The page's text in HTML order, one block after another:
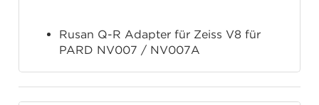
Rusan Q-R Adapter für Zeiss V8 für
PARD NV007 / NV007A